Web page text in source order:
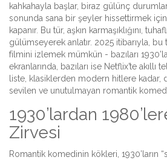
kahkahayla başlar, biraz gülünç
sonunda sana bir şeyler hissettirmek
kapanır. Bu tür, aşkın karmaşıklığını,
gülümseyerek anlatır. 2025 itibarıyla, bu
filmini izlemek mümkün - bazıları
ekranlarında, bazıları ise Netflix’te
liste, klasiklerden modern hitlere kadar,
sevilen ve unutulmayan romantik
1930’lardan
Zirvesi
Romantik komedinin kökleri, 1930’ların